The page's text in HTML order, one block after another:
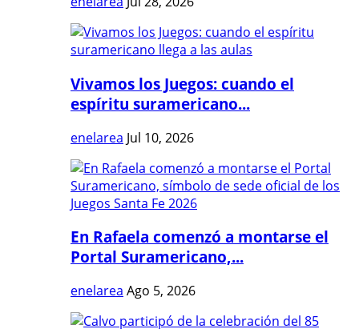
Vivamos los Juegos: cuando el
espíritu suramericano...
enelarea Jul 10, 2026
En Rafaela comenzó a montarse el
Portal Suramericano,...
enelarea Ago 5, 2026